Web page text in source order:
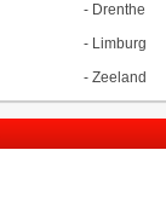
- Drenthe
- Limburg
- Zeeland